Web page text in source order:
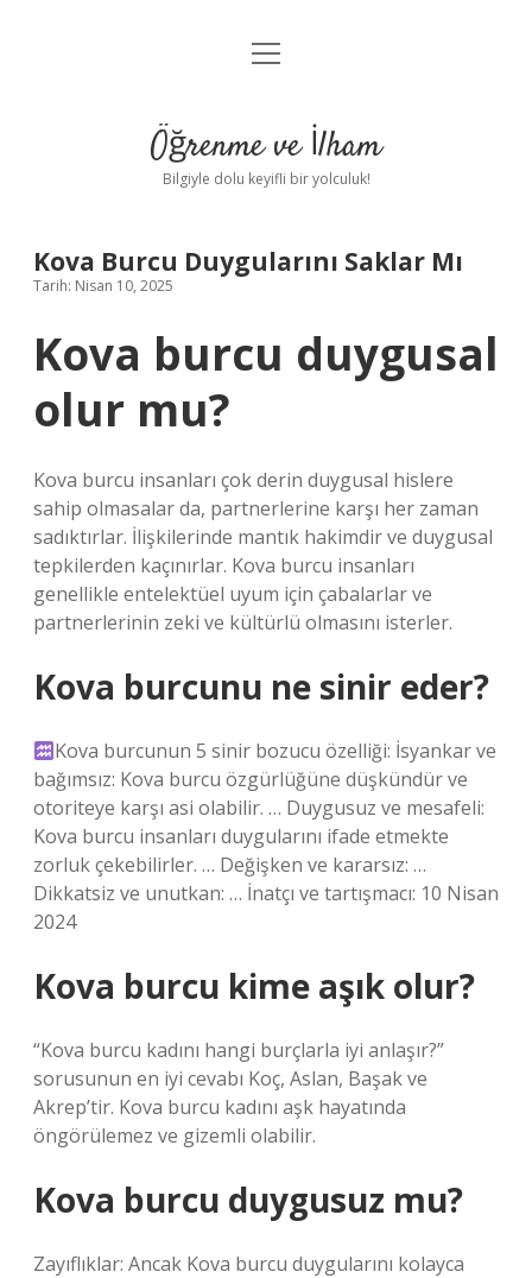
Anasayfa
Yasal Uyarı
menüyü
Öğrenme ve İlham
Bilgiyle dolu keyifli bir yolculuk!
Kova Burcu Duygularını Saklar Mı
Tarih: Nisan 10, 2025
Kova burcu duygusal
olur mu?
Kova burcu insanları çok derin duygusal hislere
sahip olmasalar da, partnerlerine karşı her zaman
sadıktırlar. İlişkilerinde mantık hakimdir ve duygusal
tepkilerden kaçınırlar. Kova burcu insanları
genellikle entelektüel uyum için çabalarlar ve
partnerlerinin zeki ve kültürlü olmasını isterler.
Kova burcunu ne sinir eder?
Kova burcunun 5 sinir bozucu özelliği: İsyankar ve
bağımsız: Kova burcu özgürlüğüne düşkündür ve
otoriteye karşı asi olabilir. … Duygusuz ve mesafeli:
Kova burcu insanları duygularını ifade etmekte
zorluk çekebilirler. … Değişken ve kararsız: …
Dikkatsiz ve unutkan: … İnatçı ve tartışmacı: 10 Nisan
2024
Kova burcu kime aşık olur?
“Kova burcu kadını hangi burçlarla iyi anlaşır?”
sorusunun en iyi cevabı Koç, Aslan, Başak ve
Akrep’tir. Kova burcu kadını aşk hayatında
öngörülemez ve gizemli olabilir.
Kova burcu duygusuz mu?
Zayıflıklar: Ancak Kova burcu duygularını kolayca